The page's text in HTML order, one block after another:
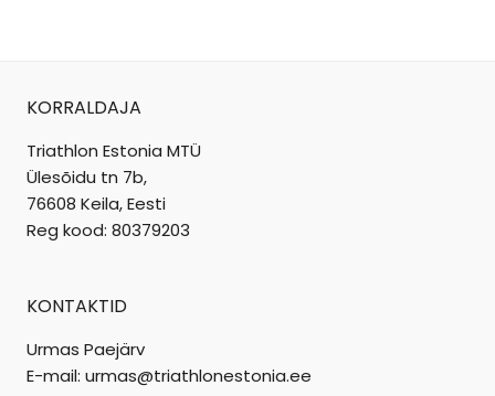
KORRALDAJA
Triathlon Estonia MTÜ
Ülesõidu tn 7b,
76608 Keila, Eesti
Reg kood: 80379203
KONTAKTID
Urmas Paejärv
E-mail: urmas@triathlonestonia.ee